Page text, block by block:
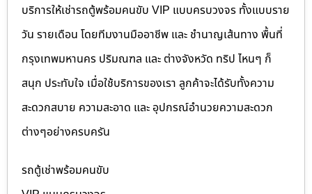
บริการให้เช่ารถตู้พร้อมคนขับ VIP แบบครบวงจร ทั้งแบบราย
วัน รายเดือน โดยทีมงานมืออาชีพ และ ชำนาญเส้นทาง พื้นที่
กรุงเทพมหานคร ปริมณฑล และ ต่างจังหวัด ทริป ไหนๆ ก็
สนุก ประทับใจ เมื่อใช้บริการของเรา ลูกค้าจะได้รับทั้งความ
สะดวกสบาย ความสะอาด และ อุปกรณ์อำนวยความสะดวก
ต่างๆอย่างครบครัน
รถตู้เช่าพร้อมคนขับ